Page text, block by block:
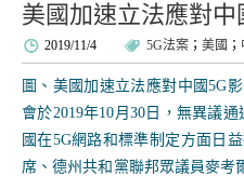
美國加速立法應對中
2019/11/4 5G法案 ； 美國 ；
圖、美國加速立法應對中國5G
會於2019年10月30日，無異議
國在5G網路和標準制定方面日
席、德州共和黨聯邦眾議員麥考